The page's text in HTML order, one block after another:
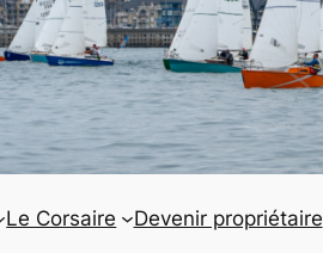
Le Corsaire Devenir propriétaire